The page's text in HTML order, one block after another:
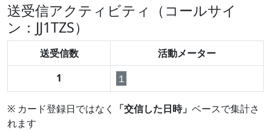
送受信アクティビティ（コールサイ
ン：JJ1TZS）
送受信数
活動メーター
1
１
※ カード登録日ではなく 「交信した日時」 ベースで集計さ
れます